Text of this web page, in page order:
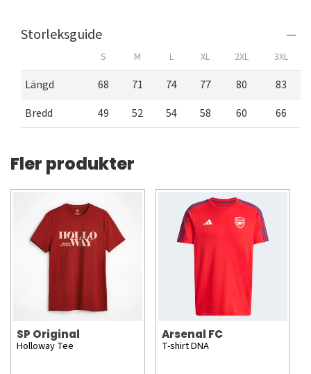
Storleksguide
S M L XL 2XL 3XL
Längd 68 71 74 77 80
83
Bredd
49 52 54 58 60 66
Fler produkter
SP Original
Holloway Tee
Arsenal FC
T-shirt DNA